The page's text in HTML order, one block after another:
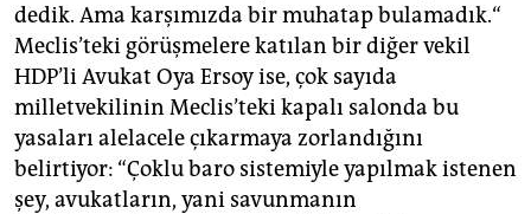
dedik. Ama karşımızda bir muhatap bulamadık.“
Meclis’teki görüşmelere katılan bir diğer vekil
HDP’li Avukat Oya Ersoy ise, çok sayıda
milletvekilinin Meclis’teki kapalı salonda bu
yasaları alelacele çıkarmaya zorlandığını
belirtiyor: “Çoklu baro sistemiyle yapılmak istenen
şey, avukatların, yani savunmanın